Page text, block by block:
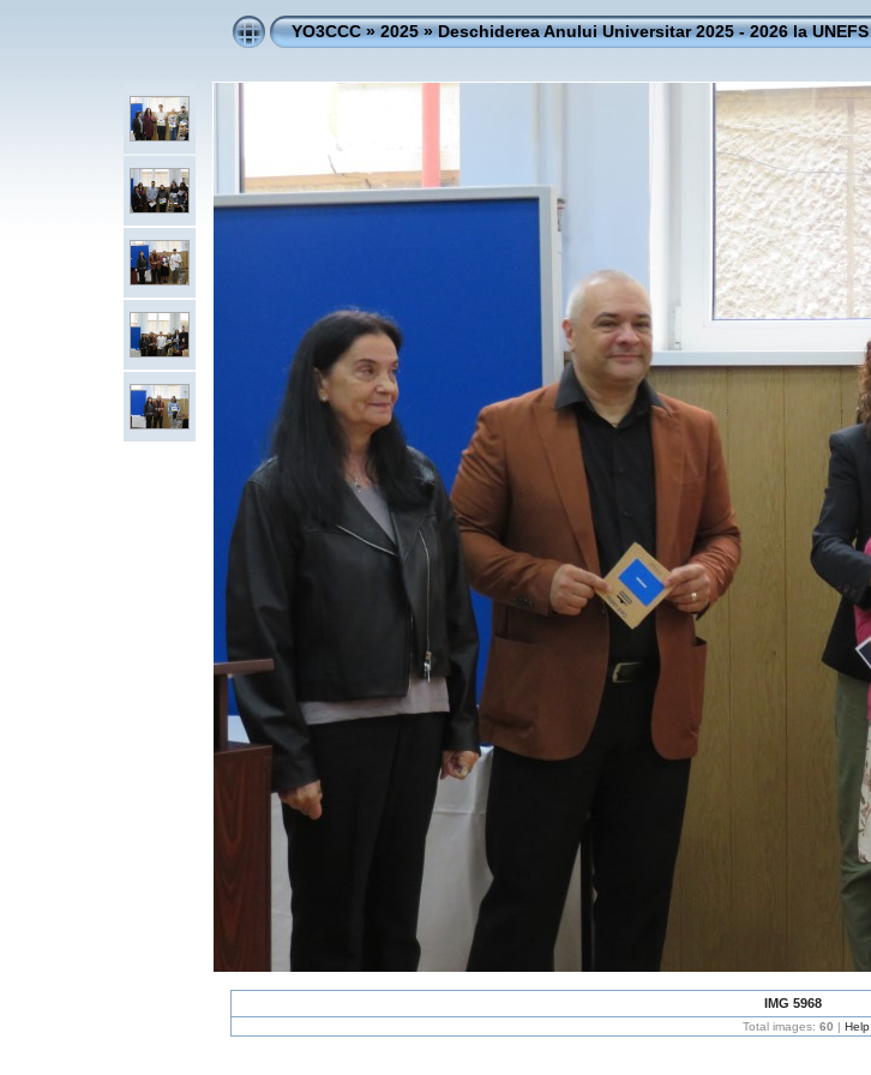
YO3CCC»2025»Deschiderea Anului Universitar 2025 - 2026 la UNEFS
IMG 5968
Total images: 60 | Help